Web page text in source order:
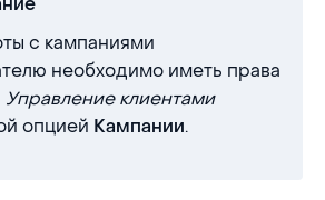
с кампаниями
необходимо иметь права
Управление клиентами
опцией Кампании.